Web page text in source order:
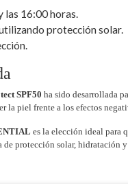
las 16:00 horas.
protección solar.
SPF50 ha sido desarrollada
la piel frente a los efectos
es la elección ideal para
protección solar, hidratación